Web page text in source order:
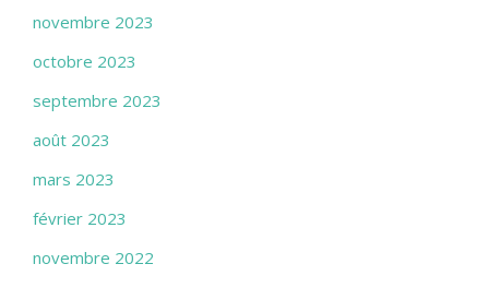
novembre 2023
octobre 2023
septembre 2023
août 2023
mars 2023
février 2023
novembre 2022